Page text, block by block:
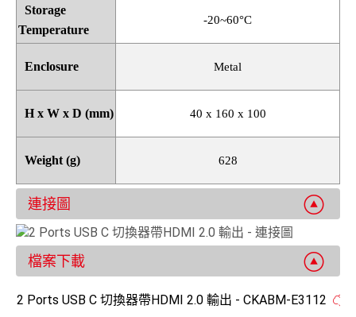
Storage
Temperature
-20~60°C
Enclosure Metal
H x W x D (mm) 40 x 160 x 100
Weight (g) 628
連接圖
檔案下載
2 Ports USB C 切換器帶HDMI 2.0 輸出 - CKABM-E3112